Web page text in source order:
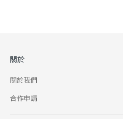
關於
關於我們
合作申請